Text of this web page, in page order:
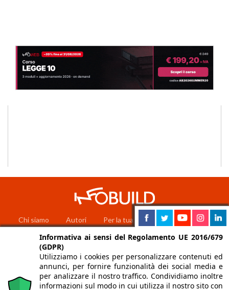
Chi siamo Autori Per la tua pubblicità
Iscriviti alla
newsletter
Infobuild è testata registrata presso il Tribunale di Milano al n° 63
Informativa ai sensi del Regolamento UE 2016/679
(GDPR)
Utilizziamo i cookies per personalizzare contenuti ed
annunci, per fornire funzionalità dei social media e
per analizzare il nostro traffico. Condividiamo inoltre
informazioni sul modo in cui utilizza il nostro sito con